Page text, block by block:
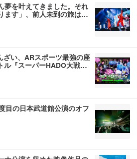
を叶えてきました。それ
ます」、前人未到の旅は…
ざい、ARスポーツ最強の座
ル『スーパーHADO大戦…
目の日本武道館公演のオフ